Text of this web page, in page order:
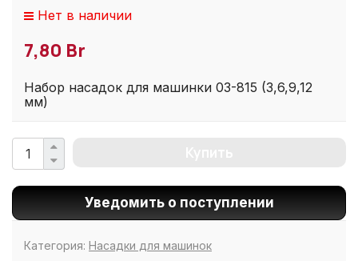
Нет в наличии
7,80 Br
Набор насадок для машинки 03-815 (3,6,9,12
мм)
Уведомить о поступлении
Категория: Насадки для машинок